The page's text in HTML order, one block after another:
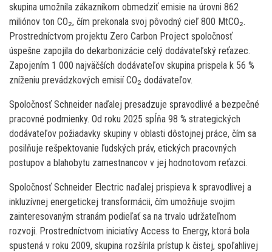
skupina umožnila zákazníkom obmedziť emisie na úrovni 862
miliónov ton CO₂, čím prekonala svoj pôvodný cieľ 800 MtCO₂.
Prostredníctvom projektu Zero Carbon Project spoločnosť
úspešne zapojila do dekarbonizácie celý dodávateľský reťazec.
Zapojením 1 000 najväčších dodávateľov skupina prispela k 56 %
zníženiu prevádzkových emisií CO₂ dodávateľov.
Spoločnosť Schneider naďalej presadzuje spravodlivé a bezpečné
pracovné podmienky. Od roku 2025 spĺňa 98 % strategických
dodávateľov požiadavky skupiny v oblasti dôstojnej práce, čím sa
posilňuje rešpektovanie ľudských práv, etických pracovných
postupov a blahobytu zamestnancov v jej hodnotovom reťazci.
Spoločnosť Schneider Electric naďalej prispieva k spravodlivej a
inkluzívnej energetickej transformácii, čím umožňuje svojim
zainteresovaným stranám podieľať sa na trvalo udržateľnom
rozvoji. Prostredníctvom iniciatívy Access to Energy, ktorá bola
spustená v roku 2009, skupina rozšírila prístup k čistej, spoľahlivej